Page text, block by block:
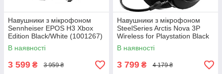
Навушники з мікрофоном
Sennheiser EPOS H3 Xbox
Edition Black/White (1001267)
В наявності
3 599 ₴ 3 959 ₴
Навушники з мікрофоном
SteelSeries Arctis Nova 3P
Wireless for Playstation Black
(61686)
В наявності
3 799 ₴ 4 179 ₴